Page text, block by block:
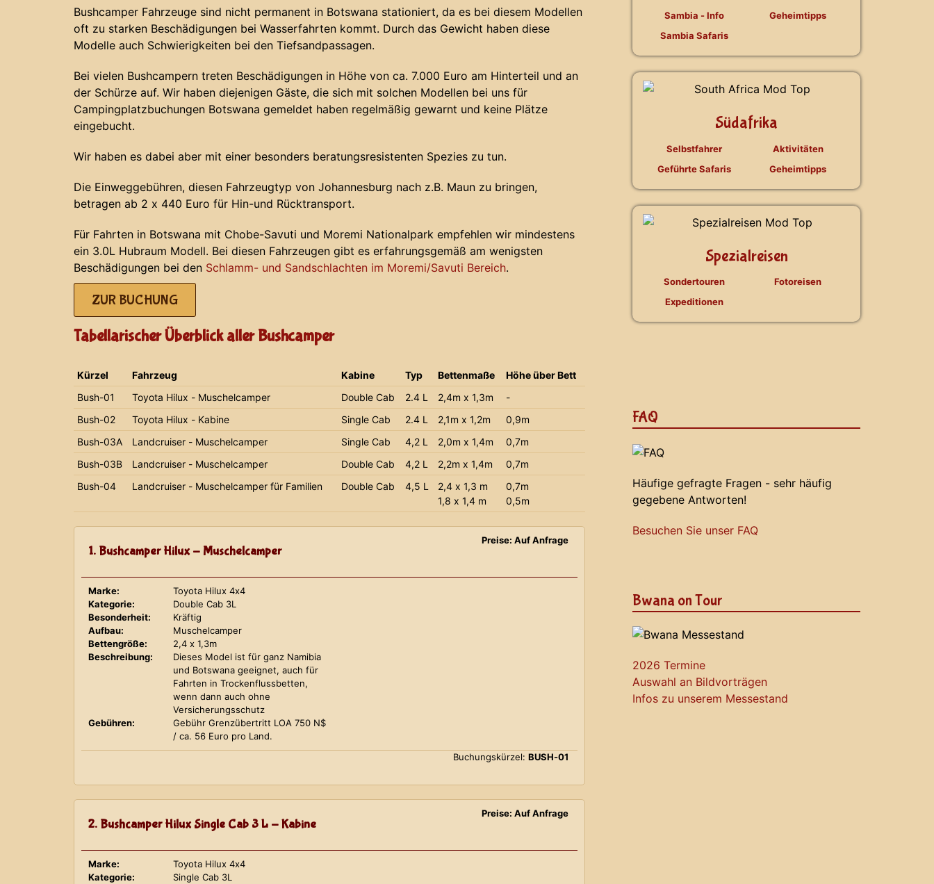
Bushcamper Fahrzeuge sind nicht permanent in Botswana stationiert, da es bei diesem Modellen
oft zu starken Beschädigungen bei Wasserfahrten kommt. Durch das Gewicht haben diese
Modelle auch Schwierigkeiten bei den Tiefsandpassagen.
Bei vielen Bushcampern treten Beschädigungen in Höhe von ca. 7.000 Euro am Hinterteil und an
der Schürze auf. Wir haben diejenigen Gäste, die sich mit solchen Modellen bei uns für
Campingplatzbuchungen Botswana gemeldet haben regelmäßig gewarnt und keine Plätze
eingebucht.
Wir haben es dabei aber mit einer besonders beratungsresistenten Spezies zu tun.
Die Einweggebühren, diesen Fahrzeugtyp von Johannesburg nach z.B. Maun zu bringen,
betragen ab 2 x 440 Euro für Hin-und Rücktransport.
Für Fahrten in Botswana mit Chobe-Savuti und Moremi Nationalpark empfehlen wir mindestens
ein 3.0L Hubraum Modell. Bei diesen Fahrzeugen gibt es erfahrungsgemäß am wenigsten
Beschädigungen bei den Schlamm- und Sandschlachten im Moremi/Savuti Bereich.
ZUR BUCHUNG
Tabellarischer Überblick aller Bushcamper
Kürzel Fahrzeug Kabine Typ Bettenmaße
Höhe über Bett
Bush-01
Toyota Hilux - Muschelcamper Double Cab 2.4 L 2,4m x 1,3m
-
Bush-02
Toyota Hilux - Kabine Single Cab 2.4 L 2,1m x 1,2m
0,9m
Bush-03A
Landcruiser - Muschelcamper Single Cab 4,2 L 2,0m x 1,4m
0,7m
Bush-03B
Landcruiser - Muschelcamper Double Cab 4,2 L 2,2m x 1,4m
0,7m
Bush-04
Landcruiser - Muschelcamper für Familien Double Cab 4,5 L
2,4 x 1,3 m
1,8 x 1,4 m
0,7m
0,5m
1. Bushcamper Hilux - Muschelcamper
Preise: Auf Anfrage
Marke:
Toyota Hilux 4x4
Kategorie:
Double Cab 3L
Besonderheit:
Kräftig
Aufbau:
Muschelcamper
Bettengröße:
2,4 x 1,3m
Beschreibung:
Dieses Model ist für ganz Namibia
und Botswana geeignet, auch für
Fahrten in Trockenflussbetten,
wenn dann auch ohne
Versicherungsschutz
Gebühren:
Gebühr Grenzübertritt LOA 750 N$
/ ca. 56 Euro pro Land.
Buchungskürzel: BUSH-01
2. Bushcamper Hilux Single Cab 3 L - Kabine
Preise: Auf Anfrage
Marke:
Toyota Hilux 4x4
Kategorie:
Single Cab 3L
Sambia - Info
Sambia Safaris
Geheimtipps
Südafrika
Selbstfahrer
Geführte Safaris
Aktivitäten
Geheimtipps
Spezialreisen
Sondertouren
Expeditionen
Fotoreisen
FAQ
Häufige gefragte Fragen - sehr häufig
gegebene Antworten!
Besuchen Sie unser FAQ
Bwana on Tour
2026 Termine
Auswahl an Bildvorträgen
Infos zu unserem Messestand